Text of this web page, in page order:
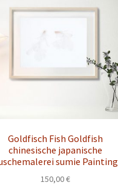
Goldfisch Fish Goldfish
chinesische japanische
sumie Painting
150,00€